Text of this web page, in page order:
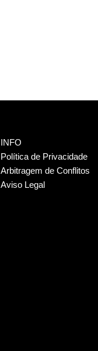
INFO
Política de Privacidade
Arbitragem de Conflitos
Aviso Legal